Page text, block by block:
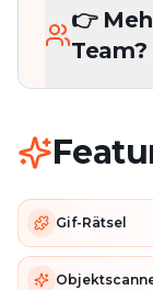
👉
Team?
Gif-Rätsel